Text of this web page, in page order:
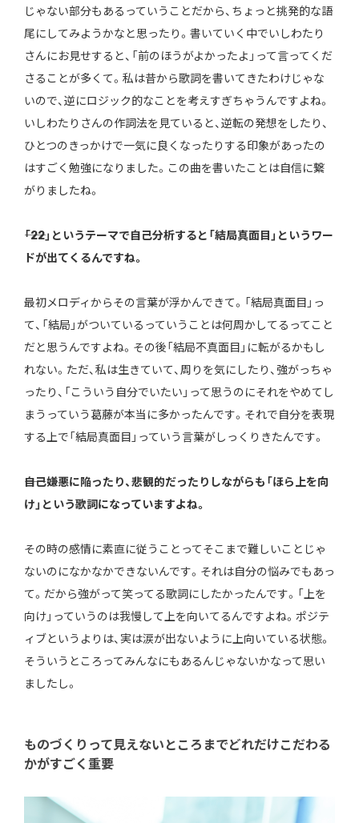
じゃない部分もあるっていうことだから、ちょっと挑発的な語
尾にしてみようかなと思ったり。書いていく中でいしわたり
さんにお見せすると、「前のほうがよかったよ」って言ってくだ
さることが多くて。私は昔から歌詞を書いてきたわけじゃな
いので、逆にロジック的なことを考えすぎちゃうんですよね。
いしわたりさんの作詞法を見ていると、逆転の発想をしたり、
ひとつのきっかけで一気に良くなったりする印象があったの
はすごく勉強になりました。この曲を書いたことは自信に繋
がりましたね。
――「22」というテーマで自己分析すると「結局真面目」というワー
ドが出てくるんですね。
最初メロディからその言葉が浮かんできて。「結局真面目」っ
て、「結局」がついているっていうことは何周かしてるってこと
だと思うんですよね。その後「結局不真面目」に転がるかもし
れない。ただ、私は生きていて、周りを気にしたり、強がっちゃ
ったり、「こういう自分でいたい」って思うのにそれをやめてし
まうっていう葛藤が本当に多かったんです。それで自分を表現
する上で「結局真面目」っていう言葉がしっくりきたんです。
――自己嫌悪に陥ったり、悲観的だったりしながらも「ほら上を向
け」という歌詞になっていますよね。
その時の感情に素直に従うことってそこまで難しいことじゃ
ないのになかなかできないんです。それは自分の悩みでもあっ
て。だから強がって笑ってる歌詞にしたかったんです。「上を
向け」っていうのは我慢して上を向いてるんですよね。ポジテ
ィブというよりは、実は涙が出ないように上向いている状態。
そういうところってみんなにもあるんじゃないかなって思い
ましたし。
ものづくりって見えないところまでどれだけこだわる
かがすごく重要